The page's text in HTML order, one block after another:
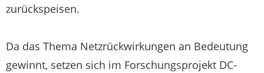
zurückspeisen.
Da das Thema Netzrückwirkungen an Bedeutung
gewinnt, setzen sich im Forschungsprojekt DC-